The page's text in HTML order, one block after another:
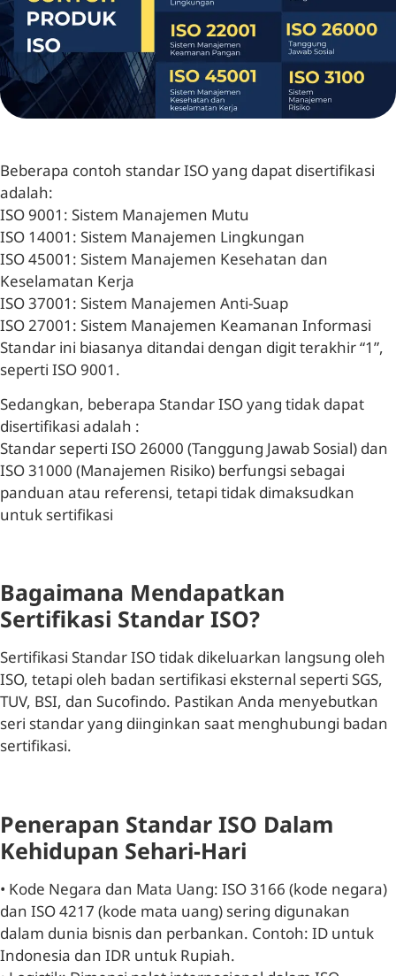
Beberapa contoh standar ISO yang dapat disertifikasi
adalah:
ISO 9001: Sistem Manajemen Mutu
ISO 14001: Sistem Manajemen Lingkungan
ISO 45001: Sistem Manajemen Kesehatan dan
Keselamatan Kerja
ISO 37001: Sistem Manajemen Anti-Suap
ISO 27001: Sistem Manajemen Keamanan Informasi
Standar ini biasanya ditandai dengan digit terakhir “1”,
seperti ISO 9001.
Sedangkan, beberapa Standar ISO yang tidak dapat
disertifikasi adalah :
Standar seperti ISO 26000 (Tanggung Jawab Sosial) dan
ISO 31000 (Manajemen Risiko) berfungsi sebagai
panduan atau referensi, tetapi tidak dimaksudkan
untuk sertifikasi
Bagaimana Mendapatkan
Sertifikasi Standar ISO?
Sertifikasi Standar ISO tidak dikeluarkan langsung oleh
ISO, tetapi oleh badan sertifikasi eksternal seperti SGS,
TUV, BSI, dan Sucofindo. Pastikan Anda menyebutkan
seri standar yang diinginkan saat menghubungi badan
sertifikasi.
Penerapan Standar ISO Dalam
Kehidupan Sehari-Hari
• Kode Negara dan Mata Uang: ISO 3166 (kode negara)
dan ISO 4217 (kode mata uang) sering digunakan
dalam dunia bisnis dan perbankan. Contoh: ID untuk
Indonesia dan IDR untuk Rupiah.